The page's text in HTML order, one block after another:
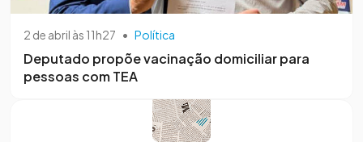
2 de abril às 11h27 • Política
Deputado propõe vacinação domiciliar para
pessoas com TEA